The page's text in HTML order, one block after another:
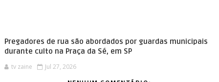
Pregadores de rua são abordados por guardas municipais
durante culto na Praça da Sé, em SP
tv zaine Jul 27, 2026